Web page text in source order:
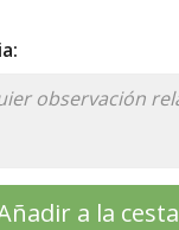
a la cesta